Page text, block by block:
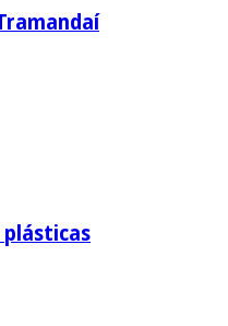
plásticas